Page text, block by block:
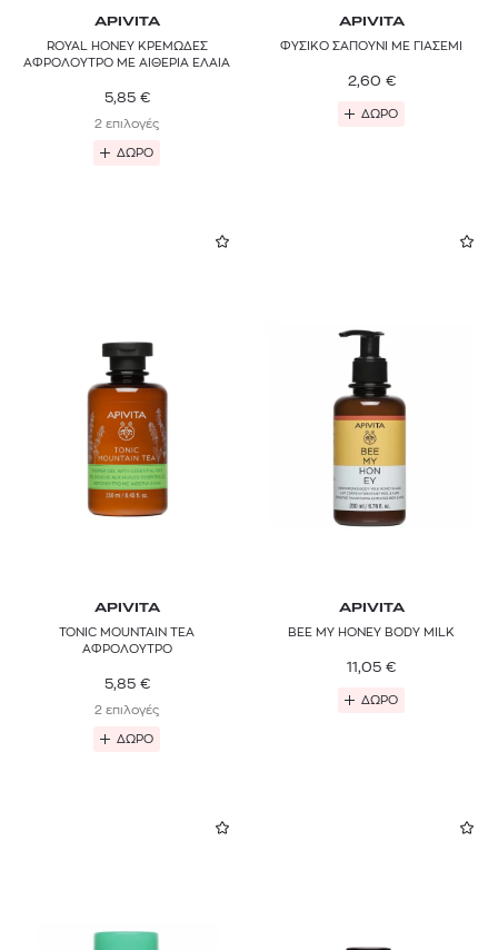
APIVITA
ROYAL HONEY ΚΡΕΜΩΔΕΣ
ΑΦΡΟΛΟΥΤΡΟ ΜΕ ΑΙΘΕΡΙΑ ΕΛΑΙΑ
5,85 €
2 επιλογές
ΔΩΡΟ
APIVITA
ΦΥΣΙΚΟ ΣΑΠΟΥΝΙ ΜΕ ΓΙΑΣΕΜΙ
2,60 €
ΔΩΡΟ
APIVITA
TONIC MOUNTAIN TEA
ΑΦΡΟΛΟΥΤΡΟ
5,85 €
2 επιλογές
ΔΩΡΟ
APIVITA
BEE MY HONEY BODY MILK
11,05 €
ΔΩΡΟ